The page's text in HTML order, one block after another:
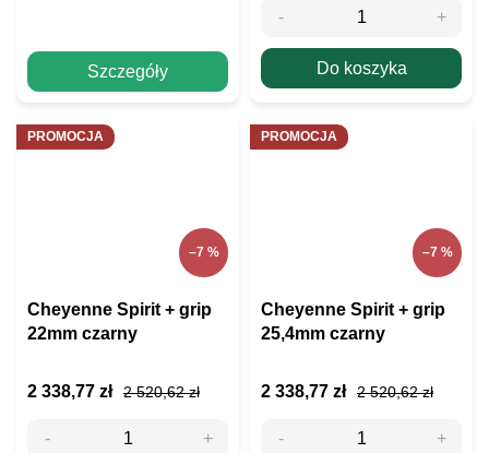
Szczegóły Do koszyka
PROMOCJA
–7 %
Cheyenne Spirit + grip
22mm czarny
2 520,62 zł
2 338,77 zł
PROMOCJA
–7 %
Cheyenne Spirit + grip
25,4mm czarny
2 520,62 zł
2 338,77 zł